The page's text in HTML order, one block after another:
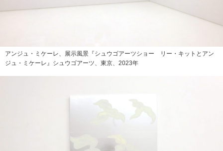
アンジュ・ミケーレ、展示風景『シュウゴアーツショー リー・キットとアン
ジュ・ミケーレ』シュウゴアーツ、東京、2023年